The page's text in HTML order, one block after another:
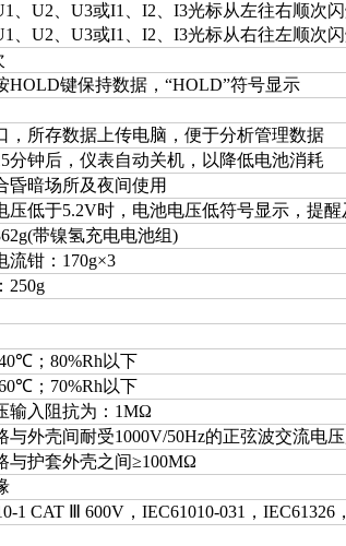
、U2、U3或I1、I2、I3光标从左往右顺次
、U2、U3或I1、I2、I3光标从右往左顺次
HOLD键保持数据，“HOLD”符号显示
，所存数据上传电脑，便于分析管理数据
分钟后，仪表自动关机，以降低电池消耗
昏暗场所及夜间使用
压低于5.2V时，电池电压低符号显示，提
带镍氢充电电池组)
流钳：170g×3
250g
；80%Rh以下
；70%Rh以下
输入阻抗为：1MΩ
与外壳间耐受1000V/50Hz的正弦波交流电
与护套外壳之间≥100MΩ
1 CAT Ⅲ 600V，IEC61010-031，IEC61326